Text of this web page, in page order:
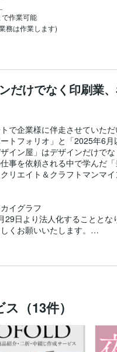
作業可能
だけでなく印刷業
で企業様に伴走させていただ
トフォリオ」と「2025年6月
イン屋」はデザインだけで
事を依頼される中で学んだ「
リエイト＆クラフトマンマ
イグラフ
29日より法人化することとな
くお願いいたします。
トを中心とした印刷グラフ
ロダクトにも携わり、モノ
（13件）